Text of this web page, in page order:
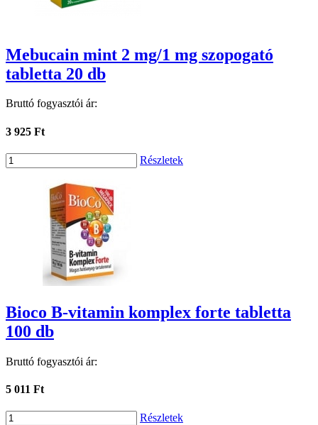
Mebucain mint 2 mg/1 mg szopogató
tabletta 20 db
Bruttó fogyasztói ár:
3 925 Ft
Részletek
Bioco B-vitamin komplex forte tabletta
100 db
Bruttó fogyasztói ár:
5 011 Ft
Részletek